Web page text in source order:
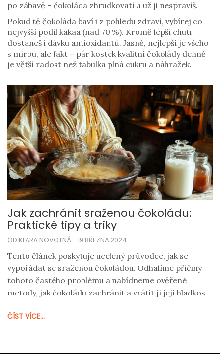
po zábavě – čokoláda zhrudkovatí a už ji nespravíš.
Pokud tě čokoláda baví i z pohledu zdraví, vybírej co
nejvyšší podíl kakaa (nad 70 %). Kromě lepší chuti
dostaneš i dávku antioxidantů. Jasně, nejlepší je všeho
s mírou, ale fakt – pár kostek kvalitní čokolády denně
je větší radost než tabulka plná cukru a náhražek.
Jak zachránit sraženou čokoládu:
Praktické tipy a triky
OD KLÁRA NOVOTNÁ 19 BŘEZNA 2024
Tento článek poskytuje ucelený průvodce, jak se
vypořádat se sraženou čokoládou. Odhalíme příčiny
tohoto častého problému a nabídneme ověřené
metody, jak čokoládu zachránit a vrátit jí její hladkost
opravit, když se to stane, a jak tento oblíbený dezert
ČÍST VÍCE...